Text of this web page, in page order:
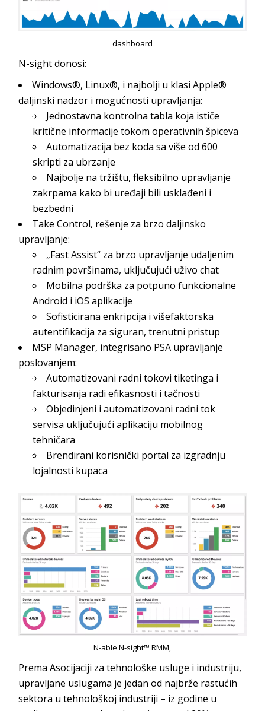
dashboard
N-sight donosi:
Windows®, Linux®, i najbolji u klasi Apple®
daljinski nadzor i mogućnosti upravljanja:
Jednostavna kontrolna tabla koja ističe
kritične informacije tokom operativnih špiceva
Automatizacija bez koda sa više od 600
skripti za ubrzanje
Najbolje na tržištu, fleksibilno upravljanje
zakrpama kako bi uređaji bili usklađeni i
bezbedni
Take Control, rešenje za brzo daljinsko
upravljanje:
„Fast Assist“ za brzo upravljanje udaljenim
radnim površinama, uključujući uživo chat
Mobilna podrška za potpuno funkcionalne
Android i iOS aplikacije
Sofisticirana enkripcija i višefaktorska
autentifikacija za siguran, trenutni pristup
MSP Manager, integrisano PSA upravljanje
poslovanjem:
Automatizovani radni tokovi tiketinga i
fakturisanja radi efikasnosti i tačnosti
Objedinjeni i automatizovani radni tok
servisa uključujući aplikaciju mobilnog
tehničara
Brendirani korisnički portal za izgradnju
lojalnosti kupaca
N-able N-sight™ RMM,
Prema Asocijaciji za tehnološke usluge i industriju,
upravljane uslugama je jedan od najbrže rastućih
sektora u tehnološkoj industriji – iz godine u